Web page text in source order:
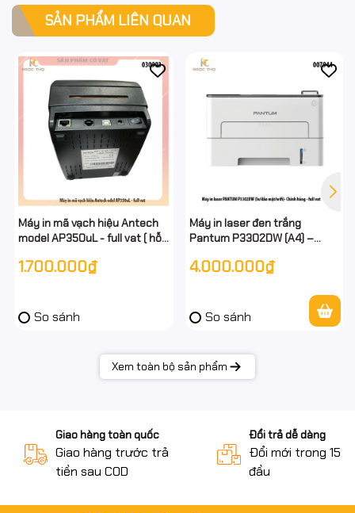
SẢN PHẨM LIÊN QUAN
Máy in mã vạch hiệu Antech
model AP350uL - full vat ( hỗ
1.700.000₫
So sánh
Máy in laser đen trắng
Pantum P3302DW (A4) –
+ LAN + Wi‑Fi – Chính hãng -
4.000.000₫
So sánh
Xem toàn bộ sản phẩm
Giao hàng toàn quốc
Giao hàng trước trả
tiền sau COD
Đổi trả dễ dàng
Đổi mới trong 15
đầu